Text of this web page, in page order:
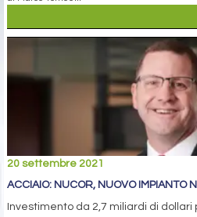
20 settembre 2021
ACCIAIO: NUCOR, NUOVO IMPIANTO
Investimento da 2,7 miliardi di dollari